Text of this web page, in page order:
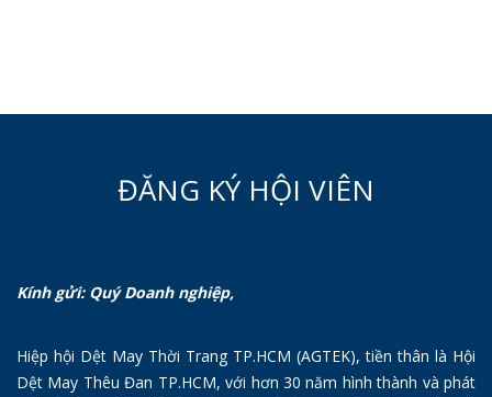
ĐĂNG KÝ HỘI VIÊN
Kính gửi: Quý Doanh nghiệp,
Hiệp hội Dệt May Thời Trang TP.HCM (AGTEK), tiền thân là Hội
Dệt May Thêu Đan TP.HCM, với hơn 30 năm hình thành và phát